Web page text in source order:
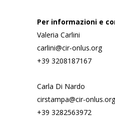
Per informazioni e
Valeria Carlini
carlini@cir-onlus.org
+39 3208187167
Carla Di Nardo
cirstampa@cir-
+39 3282563972